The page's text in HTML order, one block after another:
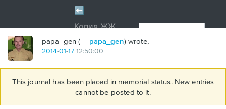
papa_gen ( papa_gen) wrote,
2014-01-17 12:50:00
This journal has been placed in memorial status. New entries
cannot be posted to it.